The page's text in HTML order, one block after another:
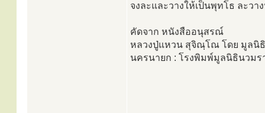
จงละและวางให้เป็นพุทโธ ละวา
คัดจาก หนังสืออนุสรณ์
หลวงปู่แหวน สุจิณฺโณ โดย มูลนิ
นครนายก : โรงพิมพ์มูลนิธินวม